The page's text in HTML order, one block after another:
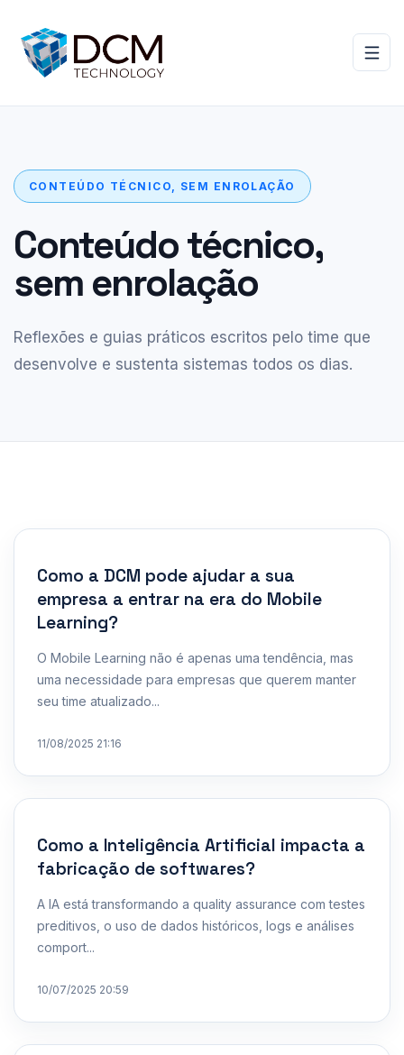
CONTEÚDO TÉCNICO, SEM ENROLAÇÃO
Conteúdo técnico,
sem enrolação
Reflexões e guias práticos escritos pelo time que
desenvolve e sustenta sistemas todos os dias.
Como a DCM pode ajudar a sua
empresa a entrar na era do Mobile
Learning?
O Mobile Learning não é apenas uma tendência, mas
uma necessidade para empresas que querem manter
seu time atualizado...
11/08/2025 21:16
Como a Inteligência Artificial impacta a
fabricação de softwares?
A IA está transformando a quality assurance com testes
preditivos, o uso de dados históricos, logs e análises
comport...
10/07/2025 20:59